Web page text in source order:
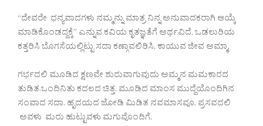
“ದೇವರೇ ಧನ್ಯವಾದಗಳು ನಮ್ಮನ್ನು ಮಾತ್ರ ನಿನ್ನ ಅನುವಾದಕರಾಗಿ ಆಯ್ಕೆ
ಮಾಡಿಕೊಂಡದ್ದಕ್ಕೆ” ಎನ್ನುವ ಕವಿಯ ಕೃತಜ್ಞತೆಗೆ ಅರ್ಥವಿದೆ. ಒಡಲುರಿಯ
ಕತ್ತರಿಸಿ ಬೊಗಸೆಯಲ್ಲಿಟ್ಟು ಸದಾ ಕಣ್ಗಾವಲಿರಿಸಿ, ಕಾಯುವ ಜೀವ ಅಮ್ಮಾ.
ಗರ್ಭದಲಿ ಮೂಡಿದ ಕ್ಷಣವೇ ಶುರುವಾಗುವುದು ಅಮ್ಮನ ಮಮಕಾರದ
ತುಡಿತ.ಒಂದಿನಿತು ಕದಲದ ಚಿತ್ತ. ಮೂಡಿದ ಮಾಂಸ ಮುದ್ದೆಯೊಂದಿಗಿನ
ಸಂವಾದ ಸದಾ. ಹೃದಯದ ಜೋಡಿ ಮಿಡಿತ ನವಮಾಸವೂ. ಪ್ರಸವದಲಿ
ಅವಳು ಮರು ಹುಟ್ಟುವಳು ಮಗುವೊಂದಿಗೆ.